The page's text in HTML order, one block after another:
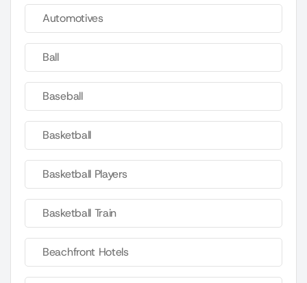
Automotives
Ball
Baseball
Basketball
Basketball Players
Basketball Train
Beachfront Hotels